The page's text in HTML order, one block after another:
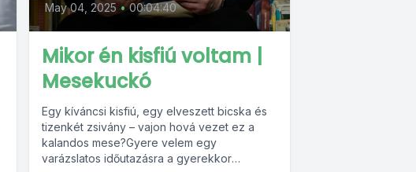
May 04, 2025 • 00:04:40
Mikor én kisfiú voltam |
Mesekuckó
Egy kíváncsi kisfiú, egy elveszett bicska és
tizenkét zsivány – vajon hová vezet ez a
kalandos mese?Gyere velem egy
varázslatos időutazásra a gyerekkor